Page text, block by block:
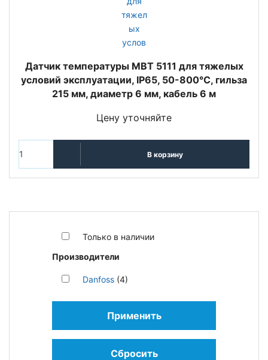
Только в наличии
Производители
Danfoss (4)
Применить
Сбросить
Датчик температуры MBT 5111 для тяжелых
условий эксплуатации, IP65, 50-800°C, гильза
215 мм, диаметр 6 мм, кабель 6 м
Цену уточняйте
В корзину